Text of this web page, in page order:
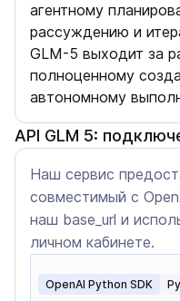
агентному
рассуждению и
GLM-5 выходит за
полноценному
автономному
API GLM 5:
Наш сервис
совместимый с
наш base_url и
личном кабинете.
OpenAI Python SDK